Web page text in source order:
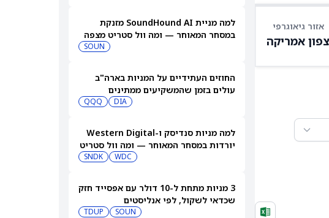
אזור גיאוגרפי
צפון אמריקה
למה מניית SoundHound AI מזנקת
במסחר המאוחר — ומה וול סטריט מצפה
SOUN
החוזים העתידיים על המניות בארה"ב
עולים בזמן שהמשקיעים ממתינים
DIA
QQQ
למה מניות סנדיסק ו-Western Digital
יורדות במסחר המאוחר — ומה וול סטריט
WDC
SNDK
3 מניות מתחת ל-10 דולר עם אפסייד חזק
שכדאי לשקול, לפי אנליסטים
SOUN
TDUP